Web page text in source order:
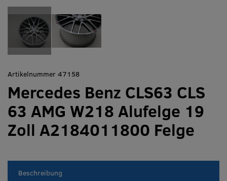
Artikelnummer 47158
Mercedes Benz CLS63 CLS
63 AMG W218 Alufelge 19
Zoll A2184011800 Felge
Beschreibung